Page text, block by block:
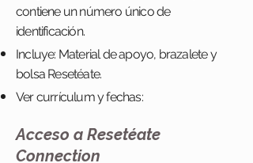
contiene un número único de
identificación.
Incluye: Material de apoyo, brazalete y
bolsa Resetéate.
Ver currículum y fechas:
Acceso a Resetéate
Connection